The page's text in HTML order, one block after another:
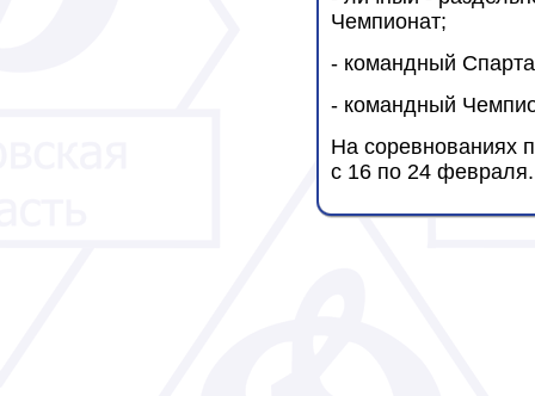
Чемпионат;
- командный
- командный
На соревнованиях
с 16 по 24 февраля.